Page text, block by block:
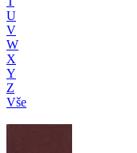
U
V
W
X
Y
Z
Vše